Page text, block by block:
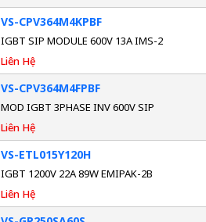
VS-CPV364M4KPBF
IGBT SIP MODULE 600V 13A IMS-2
Liên Hệ
VS-CPV364M4FPBF
MOD IGBT 3PHASE INV 600V SIP
Liên Hệ
VS-ETL015Y120H
IGBT 1200V 22A 89W EMIPAK-2B
Liên Hệ